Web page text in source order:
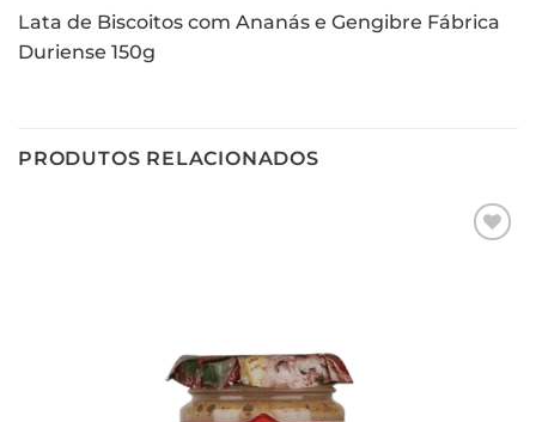
Lata de Biscoitos com Ananás e Gengibre Fábrica
Duriense 150g
PRODUTOS RELACIONADOS